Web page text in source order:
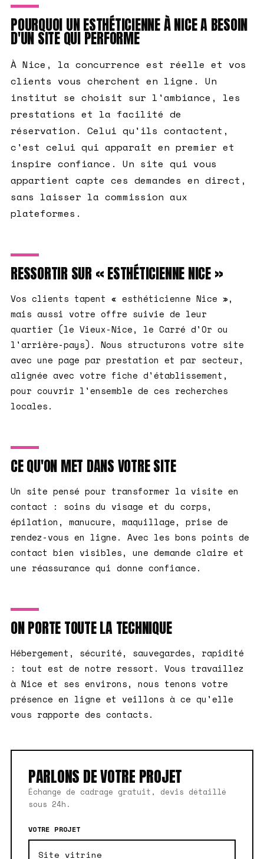
POURQUOI UN ESTHÉTICIENNE À NICE A BESOIN
D'UN SITE QUI PERFORME
À Nice, la concurrence est réelle et vos
clients vous cherchent en ligne. Un
institut se choisit sur l'ambiance, les
prestations et la facilité de
réservation. Celui qu'ils contactent,
c'est celui qui apparaît en premier et
inspire confiance. Un site qui vous
appartient capte ces demandes en direct,
sans laisser la commission aux
plateformes.
RESSORTIR SUR « ESTHÉTICIENNE NICE »
Vos clients tapent « esthéticienne Nice »,
mais aussi votre offre suivie de leur
quartier (le Vieux-Nice, le Carré d'Or ou
l'arrière-pays). Nous structurons votre site
avec une page par prestation et par secteur,
alignée avec votre fiche d'établissement,
pour couvrir l'ensemble de ces recherches
locales.
CE QU'ON MET DANS VOTRE SITE
Un site pensé pour transformer la visite en
contact : soins du visage et du corps,
épilation, manucure, maquillage, prise de
rendez-vous en ligne. Avec les bons points de
contact bien visibles, une demande claire et
une réassurance qui donne confiance.
ON PORTE TOUTE LA TECHNIQUE
Hébergement, sécurité, sauvegardes, rapidité
: tout est de notre ressort. Vous travaillez
à Nice et ses environs, nous tenons votre
présence en ligne et veillons à ce qu'elle
vous rapporte des contacts.
PARLONS DE VOTRE PROJET
Échange de cadrage gratuit, devis détaillé
sous 24h.
VOTRE PROJET